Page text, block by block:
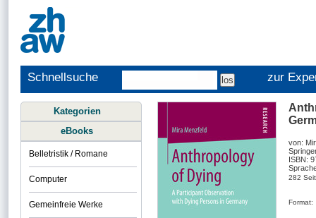
Schnellsuche zur
von:
ISBN:
282
Format:
Kategorien
eBooks
Belletristik / Romane
Computer
Gemeinfreie Werke